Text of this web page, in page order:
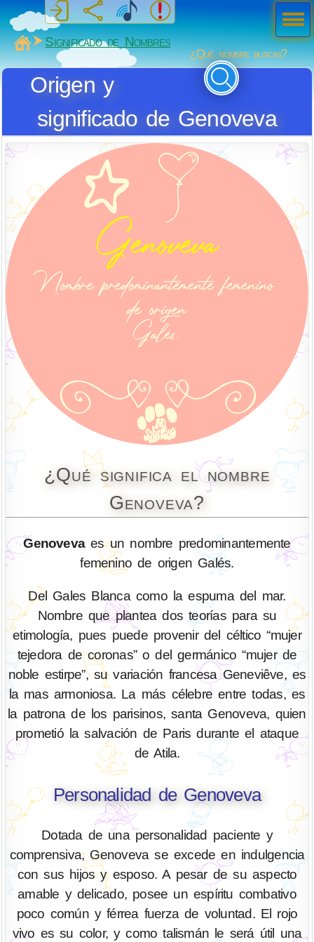
MiSabueso
Significado de Nombres
¿Qué nombre buscas?
Origen y
significado de Genoveva
¿Qué significa el nombre
Genoveva?
Genovevaes un nombre predominantemente
femenino de origen Galés.
Del Gales Blanca como la espuma del mar.
Nombre que plantea dos teorías para su
etimología, pues puede provenir del céltico “mujer
tejedora de coronas” o del germánico “mujer de
noble estirpe”, su variación francesa Geneviêve, es
la mas armoniosa. La más célebre entre todas, es
la patrona de los parisinos, santa Genoveva, quien
prometió la salvación de Paris durante el ataque
de Atila.
Personalidad de Genoveva
Dotada de una personalidad paciente y
comprensiva, Genoveva se excede en indulgencia
con sus hijos y esposo. A pesar de su aspecto
amable y delicado, posee un espíritu combativo
poco común y férrea fuerza de voluntad. El rojo
vivo es su color, y como talismán le será útil una
Men
ú